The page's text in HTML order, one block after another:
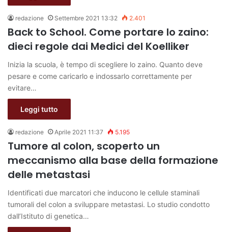
redazione Settembre 2021 13:32 2.401
Back to School. Come portare lo zaino:
dieci regole dai Medici del Koelliker
Inizia la scuola, è tempo di scegliere lo zaino. Quanto deve
pesare e come caricarlo e indossarlo correttamente per
evitare…
Leggi tutto
redazione Aprile 2021 11:37 5.195
Tumore al colon, scoperto un
meccanismo alla base della formazione
delle metastasi
Identificati due marcatori che inducono le cellule staminali
tumorali del colon a sviluppare metastasi. Lo studio condotto
dall’Istituto di genetica…